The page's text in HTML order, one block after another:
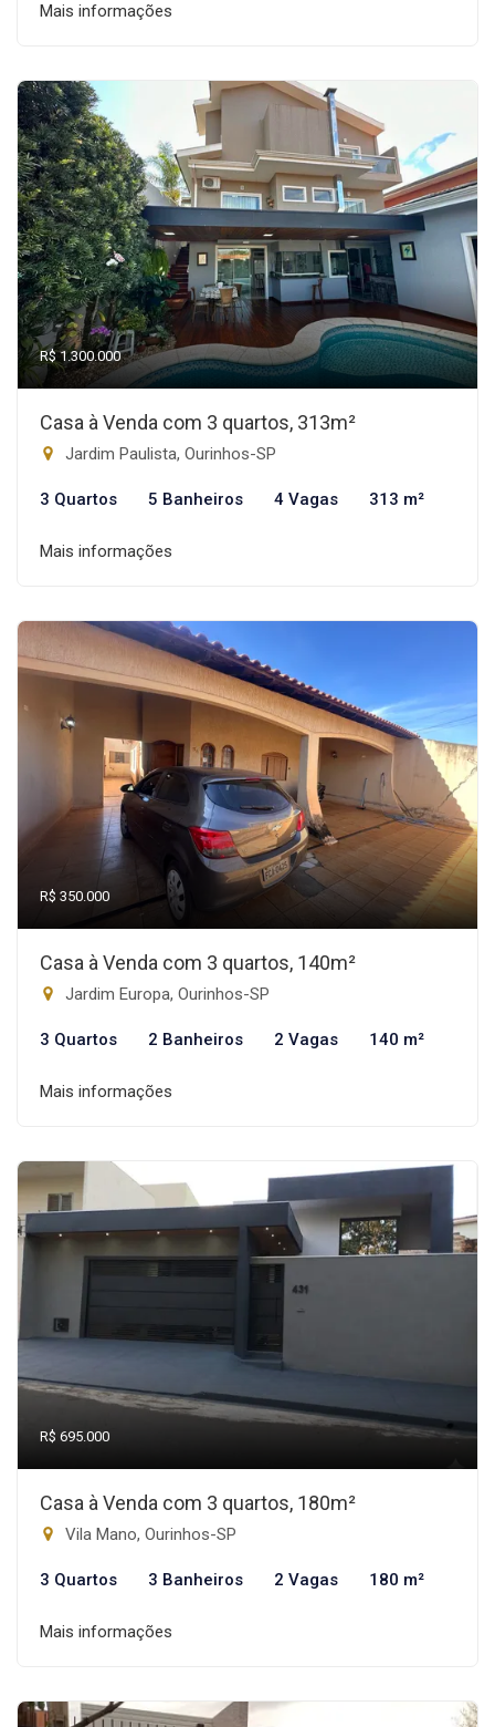
Mais informações
R$ 1.300.000
Casa à Venda com 3 quartos, 313m²
Jardim Paulista, Ourinhos-SP
3 Quartos 5 Banheiros 4 Vagas 313 m²
Mais informações
R$ 350.000
Casa à Venda com 3 quartos, 140m²
Jardim Europa, Ourinhos-SP
3 Quartos 2 Banheiros 2 Vagas 140 m²
Mais informações
R$ 695.000
Casa à Venda com 3 quartos, 180m²
Vila Mano, Ourinhos-SP
3 Quartos 3 Banheiros 2 Vagas 180 m²
Mais informações